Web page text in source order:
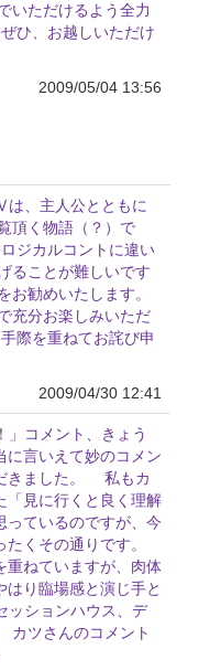
いただけるよう全力
ひ、お越しいただけ
2009/05/04 13:56
、主人公とともに
頂く物語（？）で
ジカルコントに違い
ることが難しいです
勧めいたします。
充分お楽しみいただ
際を重ねてお詫び申
2009/04/30 12:41
コメント、きょう
に言いえて妙のコメン
きました。 私もカ
「見に行くと良く理解
っているのですが、今
くその通りです。
ねていますが、肉体
り臨場感と演じ手と
ッションハウス、デ
カツさんのコメント